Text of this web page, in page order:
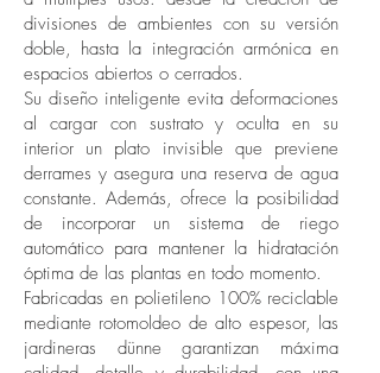
divisiones de ambientes con su versión
doble, hasta la integración armónica en
espacios abiertos o cerrados.
Su diseño inteligente evita deformaciones
al cargar con sustrato y oculta en su
interior un plato invisible que previene
derrames y asegura una reserva de agua
constante. Además, ofrece la posibilidad
de incorporar un sistema de riego
automático para mantener la hidratación
óptima de las plantas en todo momento.
Fabricadas en polietileno 100% reciclable
mediante rotomoldeo de alto espesor, las
jardineras dünne garantizan máxima